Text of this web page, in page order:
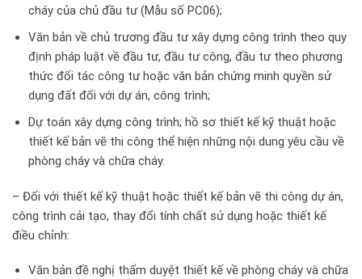
cháy của chủ đầu tư (Mẫu số PC06);
Văn bản về chủ trương đầu tư xây dựng công trình theo quy
định pháp luật về đầu tư, đầu tư công, đầu tư theo phương
thức đối tác công tư hoặc văn bản chứng minh quyền sử
dụng đất đối với dự án, công trình;
Dự toán xây dựng công trình; hồ sơ thiết kế kỹ thuật hoặc
thiết kế bản vẽ thi công thể hiện những nội dung yêu cầu về
phòng cháy và chữa cháy.
– Đối với thiết kế kỹ thuật hoặc thiết kế bản vẽ thi công dự án,
công trình cải tạo, thay đổi tính chất sử dụng hoặc thiết kế
điều chỉnh:
Văn bản đề nghị thẩm duyệt thiết kế về phòng cháy và chữa